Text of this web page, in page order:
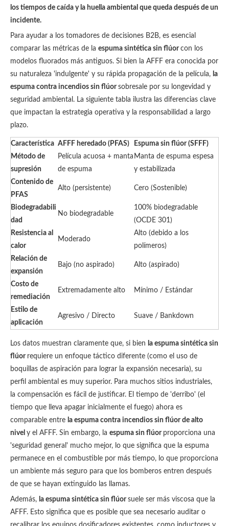
los tiempos de caída y la huella ambiental que queda después de un
incidente.
Para ayudar a los tomadores de decisiones B2B, es esencial
comparar las métricas de la espuma sintética sin flúorcon los
modelos fluorados más antiguos. Si bien la AFFF era conocida por
su naturaleza 'indulgente' y su rápida propagación de la película, la
espuma contra incendios sin flúorsobresale por su longevidad y
seguridad ambiental. La siguiente tabla ilustra las diferencias clave
que impactan la estrategia operativa y la responsabilidad a largo
plazo.
Característica AFFF heredado (PFAS)
Espuma sin flúor (SFFF)
Método de
supresión
Película acuosa + manta
de espuma
Manta de espuma espesa
y estabilizada
Contenido de
PFAS
Alto (persistente) Cero (Sostenible)
Biodegradabili
dad
No biodegradable
100% biodegradable
(OCDE 301)
Resistencia al
calor
Moderado
Alto (debido a los
polímeros)
Relación de
expansión
Bajo (no aspirado) Alto (aspirado)
Costo de
remediación
Extremadamente alto Mínimo / Estándar
Estilo de
aplicación
Agresivo / Directo Suave / Bankdown
Los datos muestran claramente que, si bien la espuma sintética sin
flúor requiere un enfoque táctico diferente (como el uso de
boquillas de aspiración para lograr la expansión necesaria), su
perfil ambiental es muy superior. Para muchos sitios industriales,
la compensación es fácil de justificar. El tiempo de 'derribo' (el
tiempo que lleva apagar inicialmente el fuego) ahora es
comparable entre la espuma contra incendios sin flúor de alto
nivel y el AFFF. Sin embargo, la espuma sin flúor proporciona una
'seguridad general' mucho mejor, lo que significa que la espuma
permanece en el combustible por más tiempo, lo que proporciona
un ambiente más seguro para que los bomberos entren después
de que se hayan extinguido las llamas.
Además, la espuma sintética sin flúorsuele ser más viscosa que la
AFFF. Esto significa que es posible que sea necesario auditar o